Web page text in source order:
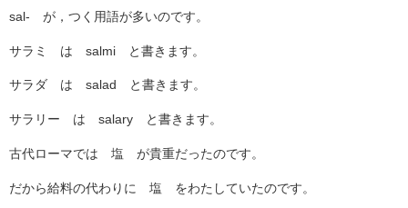
sal- が，つく用語が多いのです。
サラミ は salmi と書きます。
サラダ は salad と書きます。
サラリー は salary と書きます。
古代ローマでは 塩 が貴重だったのです。
だから給料の代わりに 塩 をわたしていたのです。